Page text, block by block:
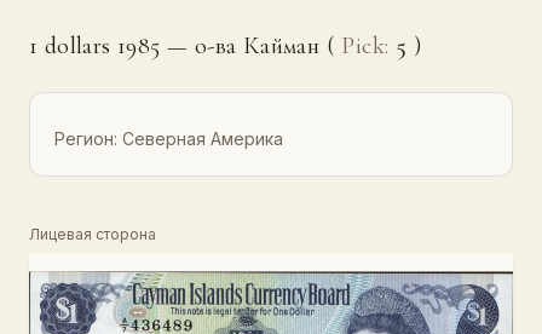
1 dollars 1985 — о-ва Кайман ( Pick: 5 )
Регион: Северная Америка
Лицевая сторона